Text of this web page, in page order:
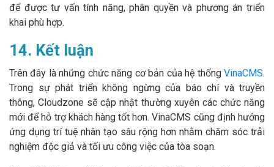
để được tư vấn tính năng, phân quyền và phương án triển
khai phù hợp.
14. Kết luận
Trên đây là những chức năng cơ bản của hệ thống VinaCMS.
Trong sự phát triển không ngừng của báo chí và truyền
thông, Cloudzone sẽ cập nhật thường xuyên các chức năng
mới để hỗ trợ khách hàng tốt hơn. VinaCMS cũng định hướng
ứng dụng trí tuệ nhân tạo sâu rộng hơn nhằm chăm sóc trải
nghiệm độc giả và tối ưu công việc của tòa soạn.